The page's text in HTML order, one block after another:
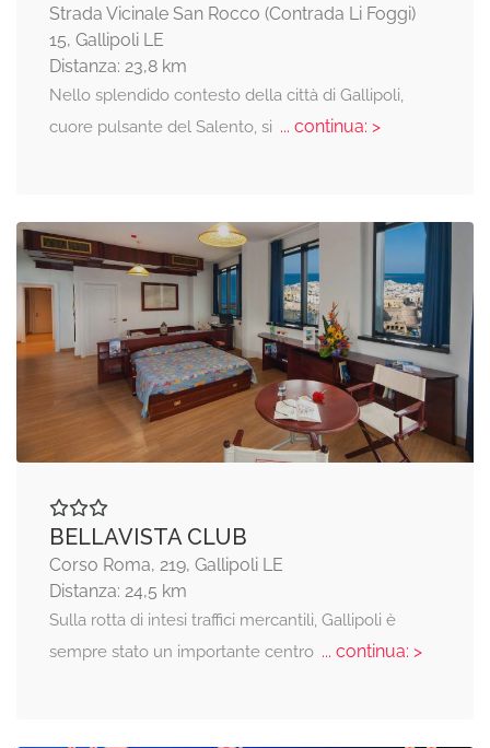
Strada Vicinale San Rocco (Contrada Li Foggi)
15, Gallipoli LE
Distanza: 23,8 km
Nello splendido contesto della città di Gallipoli,
cuore pulsante del Salento, si ... continua: >
BELLAVISTA CLUB
Corso Roma, 219, Gallipoli LE
Distanza: 24,5 km
Sulla rotta di intesi traffici mercantili, Gallipoli è
sempre stato un importante centro... continua: >